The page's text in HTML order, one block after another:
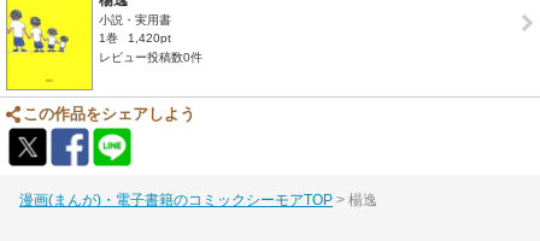
小説・実用書
1巻
1,420pt
レビュー投稿数0件
この作品をシェアしよう
漫画(まんが)・電子書籍のコミックシーモアTOP 楊逸